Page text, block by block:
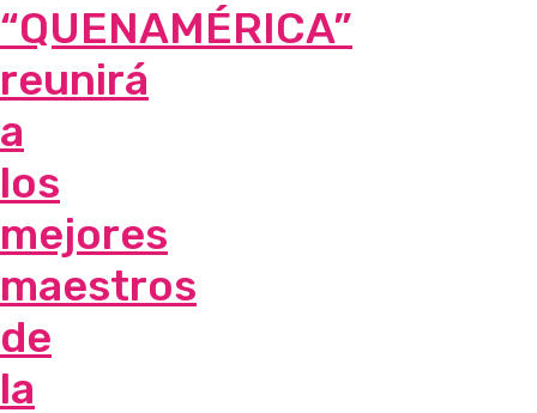
“QUENAMÉRICA”
reunirá
a
los
mejores
maestros
de
la